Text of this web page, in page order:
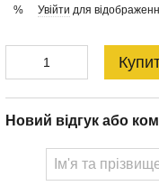
% Увійти для
Новий відгук або